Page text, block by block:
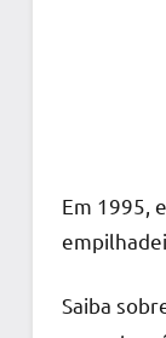
Em 1995,
Saiba